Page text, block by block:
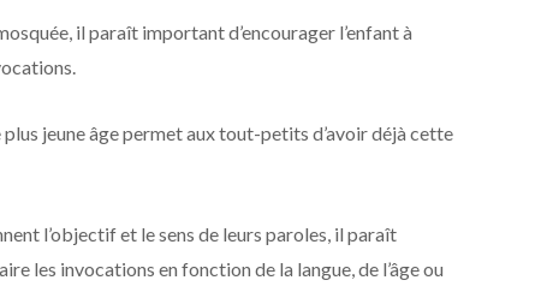
il paraît important d’encourager l’enfant à
jeune âge permet aux tout-petits d’avoir déjà cette
l’objectif et le sens de leurs paroles, il paraît
les invocations en fonction de la langue, de l’âge ou